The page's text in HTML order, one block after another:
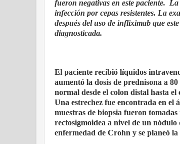
fueron negativas en este paciente.
infección por cepas resistentes. La
después del uso de infliximab que
diagnosticada.
El paciente recibió líquidos
aumentó la dosis de prednisona a
normal desde el colon distal hasta
Una estrechez fue encontrada en el
muestras de biopsia fueron
rectosigmoidea a nivel de un nódulo
enfermedad de Crohn y se planeó